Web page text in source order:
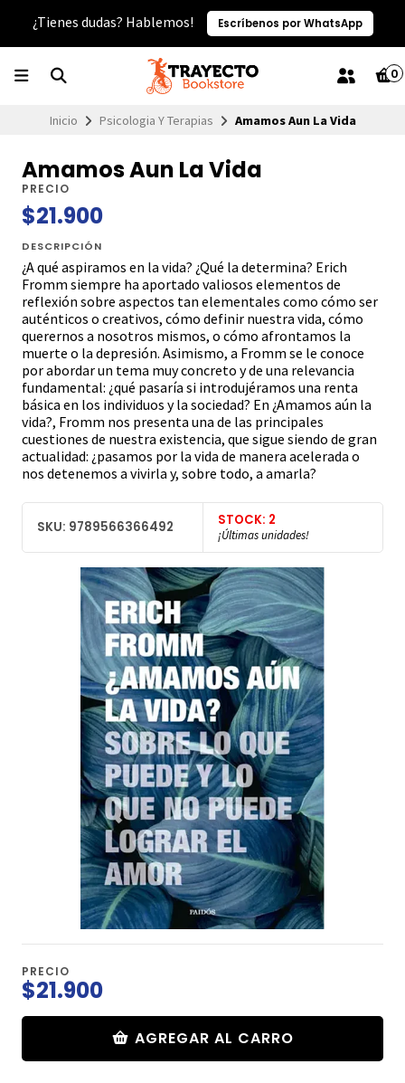
¿Tienes dudas? Hablemos! Escríbenos por WhatsApp
0
Inicio Psicologia Y Terapias Amamos Aun La Vida
Amamos Aun La Vida
PRECIO
$21.900
DESCRIPCIÓN
¿A qué aspiramos en la vida? ¿Qué la determina? Erich
Fromm siempre ha aportado valiosos elementos de
reflexión sobre aspectos tan elementales como cómo ser
auténticos o creativos, cómo definir nuestra vida, cómo
querernos a nosotros mismos, o cómo afrontamos la
muerte o la depresión. Asimismo, a Fromm se le conoce
por abordar un tema muy concreto y de una relevancia
fundamental: ¿qué pasaría si introdujéramos una renta
básica en los individuos y la sociedad? En ¿Amamos aún la
vida?, Fromm nos presenta una de las principales
cuestiones de nuestra existencia, que sigue siendo de gran
actualidad: ¿pasamos por la vida de manera acelerada o
nos detenemos a vivirla y, sobre todo, a amarla?
SKU: 9789566366492 STOCK: 2
¡Últimas unidades!
PRECIO
$21.900
AGREGAR AL CARRO